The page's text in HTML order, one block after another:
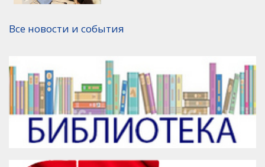
Все новости и события